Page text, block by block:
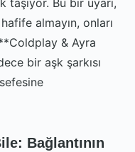
taşıyor. Bu bir uyarı,
almayın, onları
& Ayra
bir aşk şarkısı
Bağlantının